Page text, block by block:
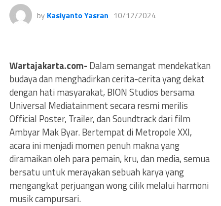
by Kasiyanto Yasran 10/12/2024
Wartajakarta.com- Dalam semangat mendekatkan
budaya dan menghadirkan cerita-cerita yang dekat
dengan hati masyarakat, BION Studios bersama
Universal Mediatainment secara resmi merilis
Official Poster, Trailer, dan Soundtrack dari film
Ambyar Mak Byar. Bertempat di Metropole XXI,
acara ini menjadi momen penuh makna yang
diramaikan oleh para pemain, kru, dan media, semua
bersatu untuk merayakan sebuah karya yang
mengangkat perjuangan wong cilik melalui harmoni
musik campursari.